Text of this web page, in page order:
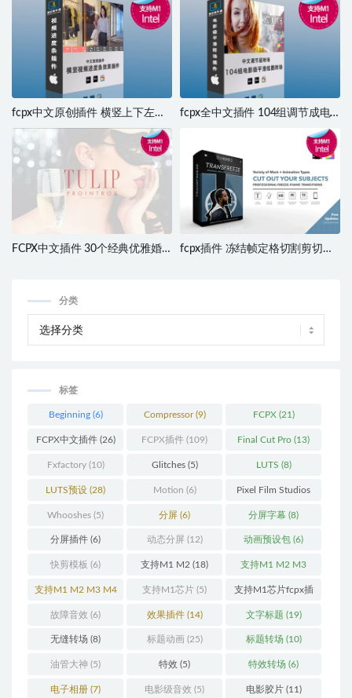
fcpx中文原创插件 横竖上下左右
切换视频进度条效果插件 支持M1
M2
fcpx全中文插件 104组调节成电
FCPX中文插件 30个经典优雅婚
fcpx插件 冻结帧定格切割剪切画
分类
标签
Beginning(6) Compressor(9) FCPX(21)
FCPX中文插件(26) FCPX插件 (109) Final Cut Pro (13)
Fxfactory(10) Glitches(5) LUTS (8)
LUTS预设 (28) Motion (6) Pixel Film Studios
(11)
Whooshes (5) 分屏 (6) 分屏字幕 (8)
分屏插件 (6) 动态分屏(12) 动画预设包 (6)
快剪模板 (6) 支持M1 M2 (18) 支持M1 M2 M3
(25)
支持M1 M2 M3 M4
(25)
支持M1芯片 (5) 支持M1芯片fcpx插
件(460)
故障音效 (6) 效果插件(14) 文字标题 (19)
无缝转场 (8) 标题动画 (25) 标题转场 (10)
油管大神 (5) 特效 (5) 特效转场 (6)
电子相册 (7) 电影级音效 (5) 电影胶片(11)